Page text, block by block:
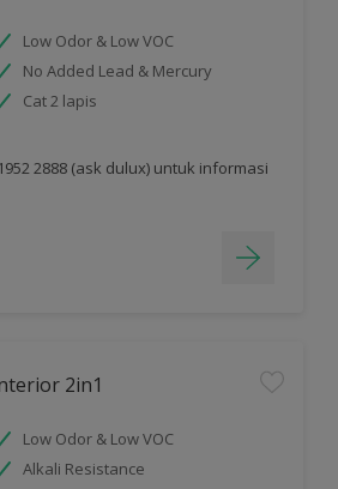
Low Odor & Low VOC
No Added Lead & Mercury
Cat 2 lapis
2888 (ask dulux) untuk informasi
2in1
Low Odor & Low VOC
Alkali Resistance